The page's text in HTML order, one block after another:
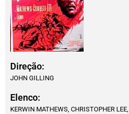
Direção:
JOHN GILLING
Elenco:
KERWIN MATHEWS, CHRISTOPHER